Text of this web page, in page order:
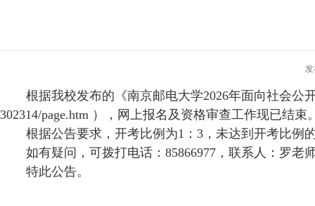
根据我校发布的《南京邮电大学2026年面向社会公
302314/page.htm ）
， 网上报名及资格审查工作现已结束
根据公告要求， 开考比例为1：3，未达到开考比例
如有疑问，可拨打电话： 85866977，联系人：罗老
特此公告。